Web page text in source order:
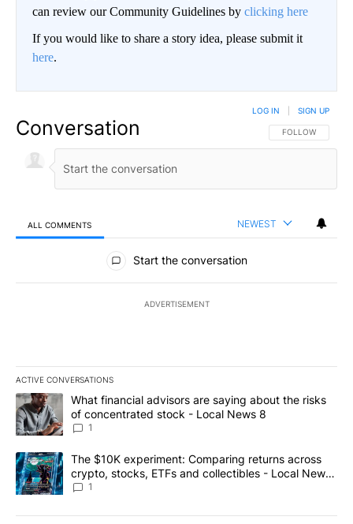
can review our Community Guidelines by clicking here
If you would like to share a story idea, please submit it
here.
Conversation FOLLOW THIS
FOLLOW
LOG IN SIGN UP
ALL COMMENTS NEWEST
All Comments
Start the conversation
ADVERTISEMENT
ACTIVE CONVERSATIONS
The following is a list of the most commented articles in the last
A trending article titled "What financial advisors are saying
What financial advisors are saying about the risks
of concentrated stock - Local News 8
1
A trending article titled "The $10K experiment: Comparing
The $10K experiment: Comparing returns across
crypto, stocks, ETFs and collectibles - Local News
8
1